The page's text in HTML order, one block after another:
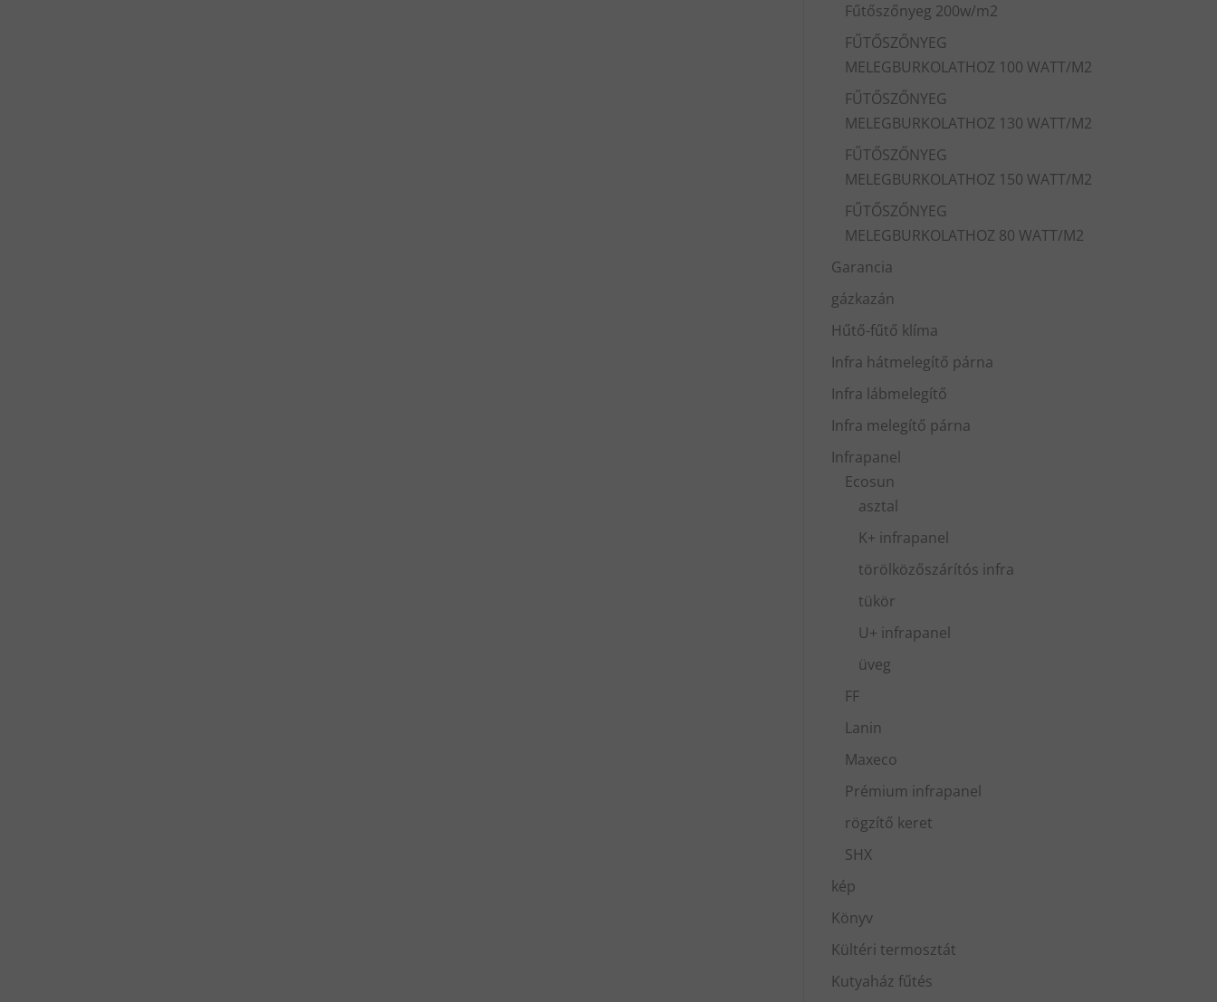
Fűtőszőnyeg 200w/m2
FŰTŐSZŐNYEG
MELEGBURKOLATHOZ 100 WATT/M2
FŰTŐSZŐNYEG
MELEGBURKOLATHOZ 130 WATT/M2
FŰTŐSZŐNYEG
MELEGBURKOLATHOZ 150 WATT/M2
FŰTŐSZŐNYEG
MELEGBURKOLATHOZ 80 WATT/M2
Garancia
gázkazán
Hűtő-fűtő klíma
Infra hátmelegítő párna
Infra lábmelegítő
Infra melegítő párna
Infrapanel
Ecosun
asztal
K+ infrapanel
törölközőszárítós infra
tükör
U+ infrapanel
üveg
FF
Lanin
Maxeco
Prémium infrapanel
rögzítő keret
SHX
kép
Könyv
Kültéri termosztát
Kutyaház fűtés